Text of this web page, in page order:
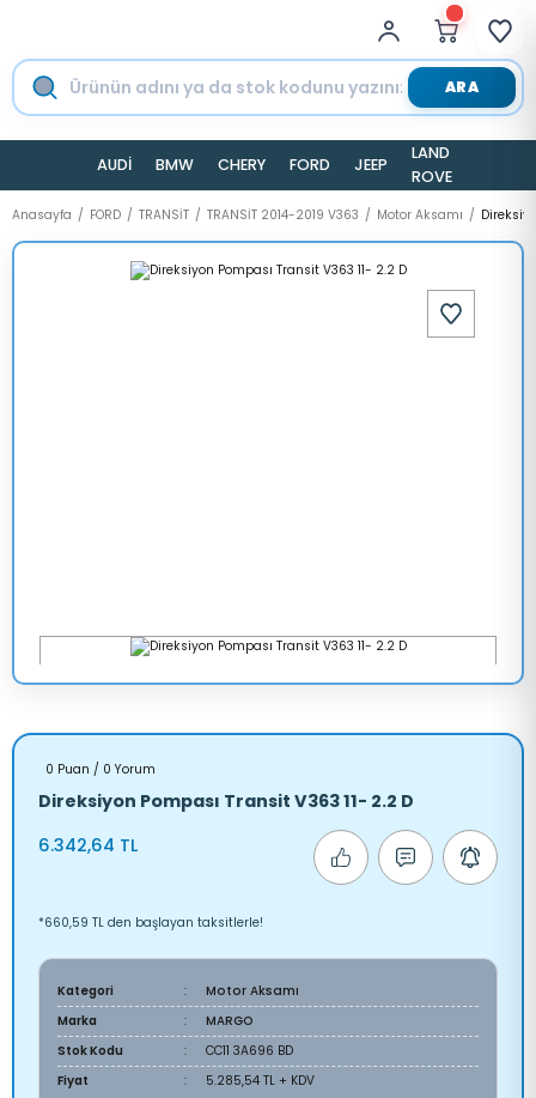
ARA
AUDİ BMW CHERY FORD JEEP
LAND
ROVER
Anasayfa FORD TRANSİT TRANSİT 2014-2019 V363 Motor Aksamı
0 Puan / 0 Yorum
Direksiyon Pompası Transit V363 11- 2.2 D
6.342,64 TL
*660,59 TL den başlayan taksitlerle!
Kategori
Motor Aksamı
Marka
MARGO
Stok Kodu
CC11 3A696 BD
Fiyat
5.285,54 TL + KDV